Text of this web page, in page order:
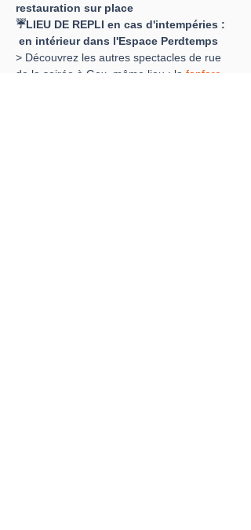
restauration sur place
☔LIEU DE REPLI en cas d'intempéries :
en intérieur dans l'Espace Perdtemps
> Découvrez les autres spectacles de rue
de la soirée à Gex, même lieu : la fanfare